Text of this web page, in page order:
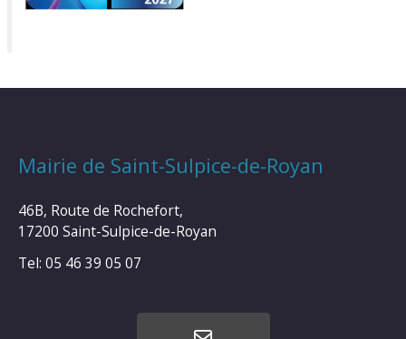
Mairie de Saint-Sulpice-de-Royan
46B, Route de Rochefort,
17200 Saint-Sulpice-de-Royan
Tel: 05 46 39 05 07